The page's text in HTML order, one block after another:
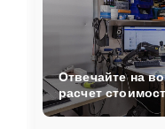
Отвечайте на
расчет